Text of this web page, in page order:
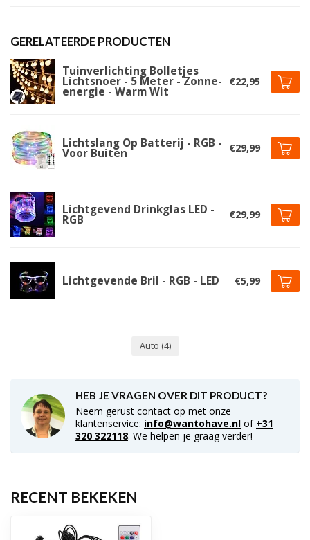
GERELATEERDE PRODUCTEN
Tuinverlichting Bolletjes
Lichtsnoer - 5 Meter - Zonne-
energie - Warm Wit
€22,95
Lichtslang Op Batterij - RGB -
Voor Buiten €29,99
Lichtgevend Drinkglas LED -
RGB €29,99
Lichtgevende Bril - RGB - LED €5,99
Auto (4)
HEB JE VRAGEN OVER DIT PRODUCT?
Neem gerust contact op met onze
klantenservice: info@wantohave.nl of +31
320 322118. We helpen je graag verder!
RECENT BEKEKEN